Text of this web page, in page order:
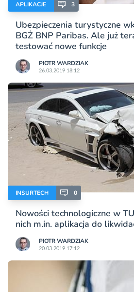
APLIKACJE 3
Ubezpieczenia turystyczne
BGŻ BNP Paribas. Ale już
testować nowe funkcje
PIOTR WARDZIAK
26.03.2019 18:12
INSURTECH 0
Nowości technologiczne w
nich m.in. aplikacja do
PIOTR WARDZIAK
20.03.2019 17:12